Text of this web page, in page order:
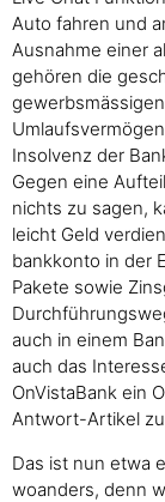
Auto fahren und
Ausnahme einer
gehören die
Insolvenz der
Gegen eine
nichts zu sagen,
leicht Geld
bankkonto in der
Pakete sowie
auch in einem
auch das
OnVistaBank ein
Antwort-Artikel
Das ist nun etwa
woanders, denn